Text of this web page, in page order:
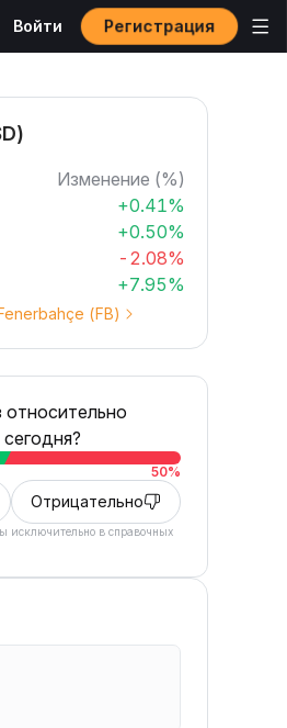
Войти Регистрация
Изменение (%)
+0.41%
+0.50%
-2.08%
+7.95%
(FB)
относительно
50%
Отрицательно
исключительно в справочных